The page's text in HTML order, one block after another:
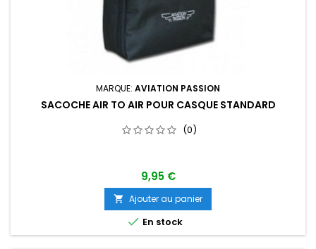
MARQUE: AVIATION PASSION
SACOCHE AIR TO AIR POUR CASQUE STANDARD
(0)
9,95 €
 Ajouter au panier
 En stock